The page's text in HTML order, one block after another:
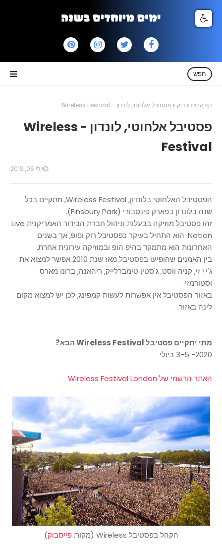
חפש
דף הבית רוק פסטיבל אלחוטי, לונדון - Wireless Festival
פסטיבל אלחוטי, לונדון - Wireless
Festival
יולי 05, 2019
הפסטיבל האלחוטי בלונדון, Wireless Festival, מתקיים בכל
שנה בלונדון בפארק פינסבורי (Finsbury Park).
זהו פסטיבל מוזיקה בבעלות וניהול חברת הבידור האמריקנית Live
Nation. הוא התחיל בעיקר כפסטיבל רוק ופופ, אך בשנים
האחרונות הוא מתמקד בהיפ הופ ובמוזיקה עירונית אחרת.
בין האמנים שהופיעו בפסטיבל מאז שנת 2010 אפשר למצוא את
ג'י.י זי, קניה ווסט, ג'סטין טימברלייק, ריהאנה, ברונו מארס
וסטורמזי.
באזור הפסטיבל אין אפשרות לעשות קמפינג, לכן יש למצוא מקום
לינה באזור.
מתי יתקיים פסטיבל Wireless Festival הבא?
2020- 3-5 ביולי
האתר הרשמי של Wireless Festival London
הקהל בפסטיבל Wireless (מקור: פייסבוק)